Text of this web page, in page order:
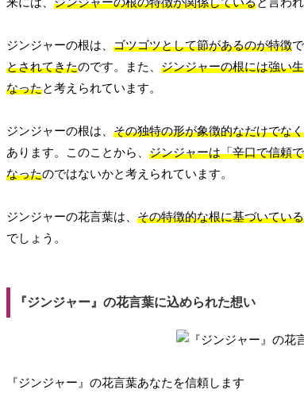
来には、 ジンジャーの根の特徴が関係していると言わ
ジンジャーの根は、 ゴツゴツとして節があるのが特徴
とされてきたのです。また、 ジンジャーの根には強い
なったと考えられています。
ジンジャーの根は、 その独特の形が象徴的なだけでなく
あります。このことから、 ジンジャーは「辛口で信頼
なったのではないかと考えられています。
ジンジャーの花言葉は、 その特徴的な根に基づいている
でしょう。
『ジンジャー』の花言葉に込められた想い
『ジンジャー』の花言葉あなたを信頼します